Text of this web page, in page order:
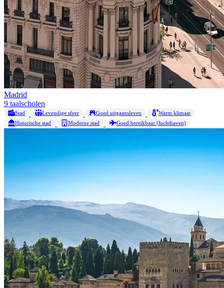
Madrid
9 taalscholen
Stad Levendige sfeer Goed uitgaansleven
Warm klimaat
Historische stad
Moderne stad Goed bereikbaar (luchthaven)